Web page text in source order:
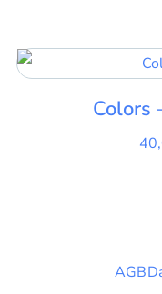
Colors
AGB